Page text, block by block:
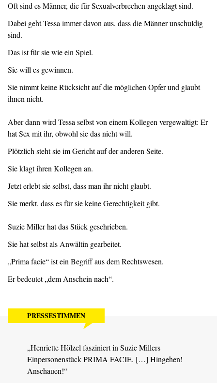
Oft sind es Männer, die für Sexualverbrechen angeklagt sind.
Dabei geht Tessa immer davon aus, dass die Männer unschuldig
sind.
Das ist für sie wie ein Spiel.
Sie will es gewinnen.
Sie nimmt keine Rücksicht auf die möglichen Opfer und glaubt
ihnen nicht.
Aber dann wird Tessa selbst von einem Kollegen vergewaltigt: Er
hat Sex mit ihr, obwohl sie das nicht will.
Plötzlich steht sie im Gericht auf der anderen Seite.
Sie klagt ihren Kollegen an.
Jetzt erlebt sie selbst, dass man ihr nicht glaubt.
Sie merkt, dass es für sie keine Gerechtigkeit gibt.
Suzie Miller hat das Stück geschrieben.
Sie hat selbst als Anwältin gearbeitet.
„Prima facie“ ist ein Begriff aus dem Rechtswesen.
Er bedeutet „dem Anschein nach“.
PRESSESTIMMEN
„Henriette Hölzel fasziniert in Suzie Millers
Einpersonenstück PRIMA FACIE. […] Hingehen!
Anschauen!“